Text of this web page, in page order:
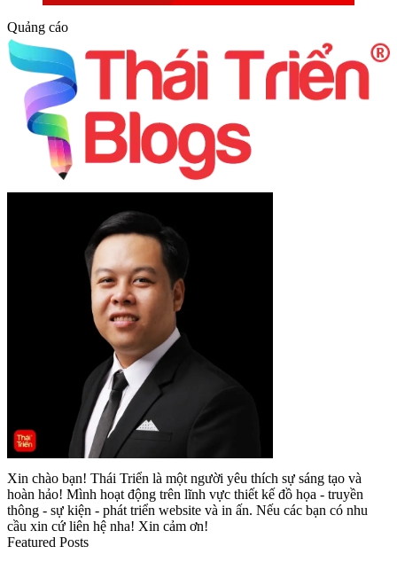
Quảng cáo
Xin chào bạn! Thái Triển là một người yêu thích sự sáng tạo và
hoàn hảo! Mình hoạt động trên lĩnh vực thiết kế đồ họa - truyền
thông - sự kiện - phát triển website và in ấn. Nếu các bạn có nhu
cầu xin cứ liên hệ nha! Xin cảm ơn!
Featured Posts